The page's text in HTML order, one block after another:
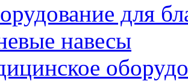
для
навесы